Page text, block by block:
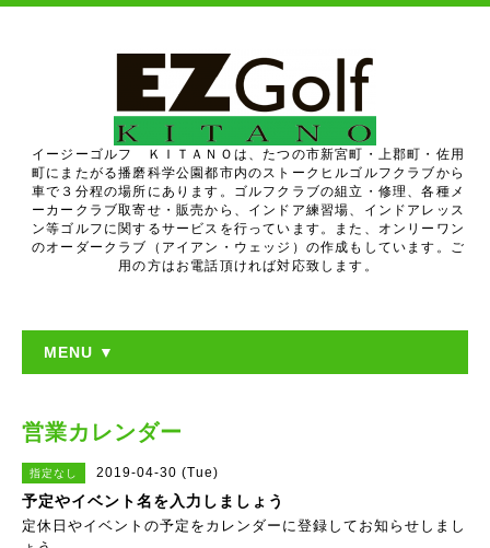
イージーゴルフ ＫＩＴＡＮＯは、たつの市新宮町・上郡町・佐用
町にまたがる播磨科学公園都市内のストークヒルゴルフクラブから
車で３分程の場所にあります。ゴルフクラブの組立・修理、各種メ
ーカークラブ取寄せ・販売から、インドア練習場、インドアレッス
ン等ゴルフに関するサービスを行っています。また、オンリーワン
のオーダークラブ（アイアン・ウェッジ）の作成もしています。ご
用の方はお電話頂ければ対応致します。
MENU ▼
営業カレンダー
指定なし 2019-04-30 (Tue)
予定やイベント名を入力しましょう
定休日やイベントの予定をカレンダーに登録してお知らせしまし